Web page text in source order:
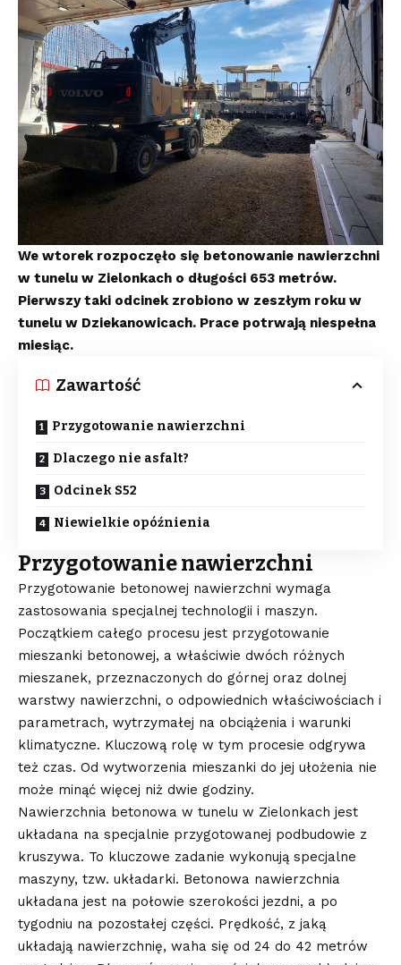
We wtorek rozpoczęło się betonowanie nawierzchni
w tunelu w Zielonkach o długości 653 metrów.
Pierwszy taki odcinek zrobiono w zeszłym roku w
tunelu w Dziekanowicach. Prace potrwają niespełna
miesiąc.
Zawartość
Przygotowanie nawierzchni
Dlaczego nie asfalt?
Odcinek S52
Niewielkie opóźnienia
Przygotowanie nawierzchni
Przygotowanie betonowej nawierzchni wymaga
zastosowania specjalnej technologii i maszyn.
Początkiem całego procesu jest przygotowanie
mieszanki betonowej, a właściwie dwóch różnych
mieszanek, przeznaczonych do górnej oraz dolnej
warstwy nawierzchni, o odpowiednich właściwościach i
parametrach, wytrzymałej na obciążenia i warunki
klimatyczne. Kluczową rolę w tym procesie odgrywa
też czas. Od wytworzenia mieszanki do jej ułożenia nie
może minąć więcej niż dwie godziny.
Nawierzchnia betonowa w tunelu w Zielonkach jest
układana na specjalnie przygotowanej podbudowie z
kruszywa. To kluczowe zadanie wykonują specjalne
maszyny, tzw. układarki. Betonowa nawierzchnia
układana jest na połowie szerokości jezdni, a po
tygodniu na pozostałej części. Prędkość, z jaką
układają nawierzchnię, waha się od 24 do 42 metrów